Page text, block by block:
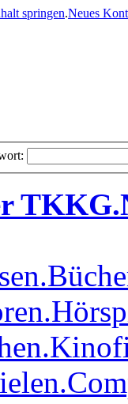
springen.Neues
TKKG.
.
.
.
.